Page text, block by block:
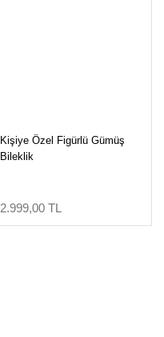
Kişiye Özel Figürlü Gümüş
Bileklik
2.999,00 TL